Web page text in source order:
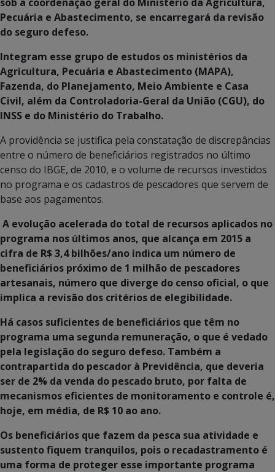
Pecuária e Abastecimento, se encarregará da revisão
do seguro defeso.
Integram esse grupo de estudos os ministérios da
Agricultura, Pecuária e Abastecimento (MAPA),
Fazenda, do Planejamento, Meio Ambiente e Casa
Civil, além da Controladoria-Geral da União (CGU), do
INSS e do Ministério do Trabalho.
A providência se justifica pela constatação de discrepâncias
entre o número de beneficiários registrados no último
censo do IBGE, de 2010, e o volume de recursos investidos
no programa e os cadastros de pescadores que servem de
base aos pagamentos.
A evolução acelerada do total de recursos aplicados no
programa nos últimos anos, que alcança em 2015 a
cifra de R$ 3,4 bilhões/ano indica um número de
beneficiários próximo de 1 milhão de pescadores
artesanais, número que diverge do censo oficial, o que
implica a revisão dos critérios de elegibilidade.
Há casos suficientes de beneficiários que têm no
programa uma segunda remuneração, o que é vedado
pela legislação do seguro defeso. Também a
contrapartida do pescador à Previdência, que deveria
ser de 2% da venda do pescado bruto, por falta de
mecanismos eficientes de monitoramento e controle é,
hoje, em média, de R$ 10 ao ano.
Os beneficiários que fazem da pesca sua atividade e
sustento fiquem tranquilos, pois o recadastramento é
uma forma de proteger esse importante programa